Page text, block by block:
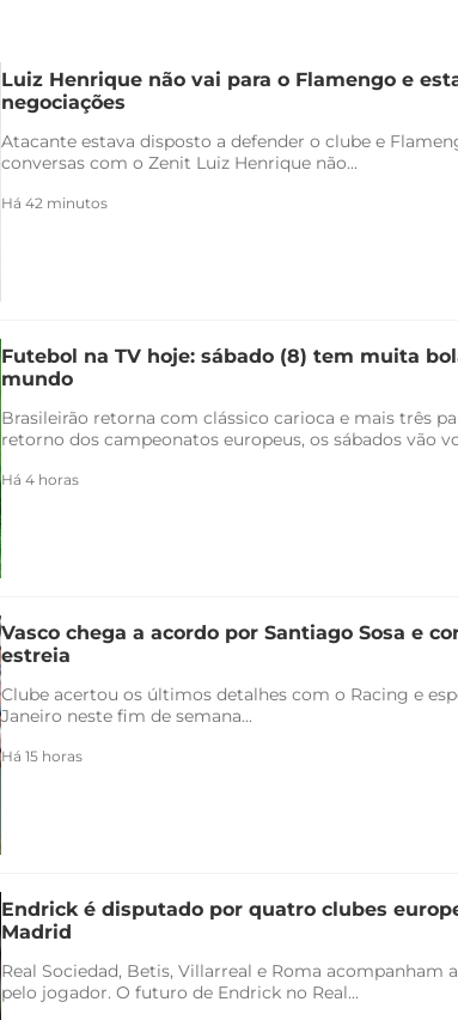
Luiz Henrique não vai para o Flamengo e
negociações
Atacante estava disposto a defender o clube e
conversas com o Zenit Luiz Henrique não...
Há 42 minutos
Futebol na TV hoje: sábado (8) tem muita
mundo
Brasileirão retorna com clássico carioca e mais três
retorno dos campeonatos europeus, os sábados vão
Há 4 horas
Vasco chega a acordo por Santiago Sosa e
estreia
Clube acertou os últimos detalhes com o Racing e
Janeiro neste fim de semana...
Há 15 horas
Endrick é disputado por quatro clubes
Madrid
Real Sociedad, Betis, Villarreal e Roma acompanham
pelo jogador. O futuro de Endrick no Real...